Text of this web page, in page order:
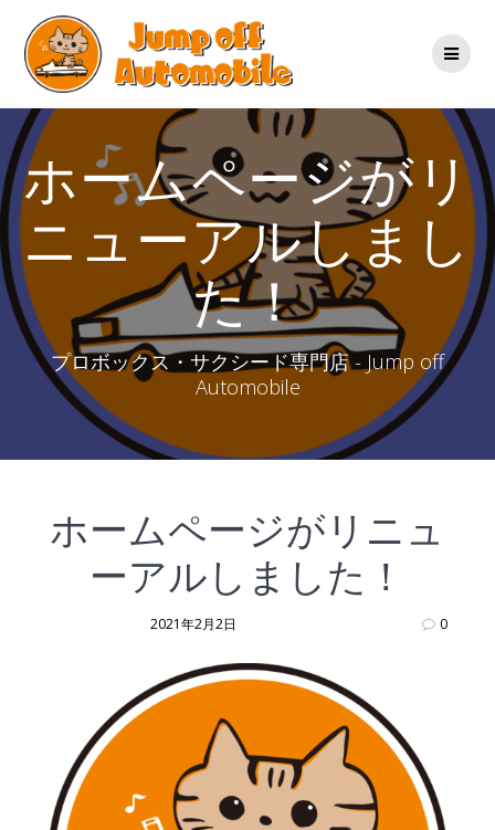
ン
テ
ン
ツ
へ
キ
ッ
プ
ホームページがリ
ニューアルしまし
た！
プロボックス・サクシード専門店 - Jump off
Automobile
ホームページがリニュ
ーアルしました！
2021年2月2日 0